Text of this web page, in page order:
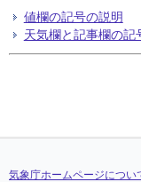
値欄の記号の説明
天気欄と記事欄の記
気象庁ホームページについ